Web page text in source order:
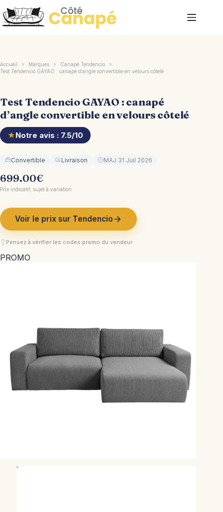
au
contenu
Accueil Marques
Canapé Tendencio
Test Tendencio GAYAO : canapé d’angle convertible en velours côtelé
PROMO
Test Tendencio GAYAO : canapé
d’angle convertible en velours côtelé
★Notre avis : 7.5/10
Convertible Livraison MAJ 31 Juil 2026
699.00€
Prix indicatif, sujet à variation
Voir le prix sur Tendencio
Pensez à vérifier les codes promo du vendeur